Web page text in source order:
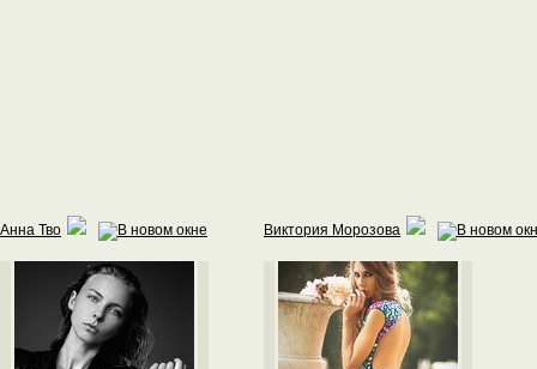
Анна Тво Виктория Морозова